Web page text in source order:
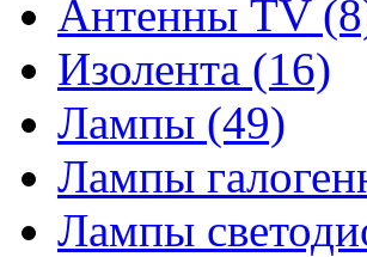
Антенны TV
Изолента (16)
Лампы (49)
Лампы
Лампы